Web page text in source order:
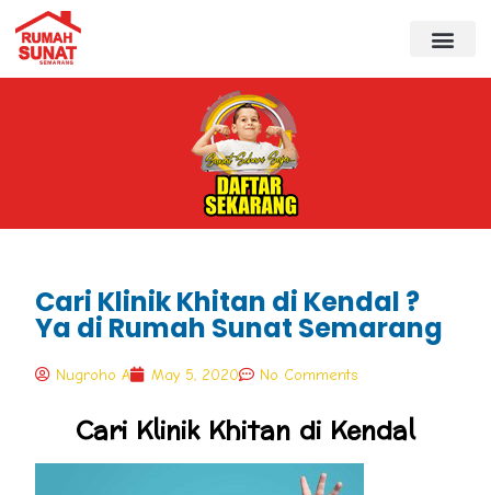
Cari Klinik Khitan di Kendal ?
Ya di Rumah Sunat Semarang
Nugroho A May 5, 2020 No Comments
Cari Klinik Khitan di Kendal